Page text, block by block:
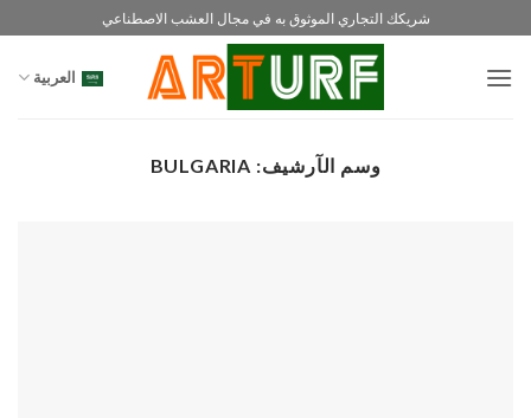
للمحتوى
شريكك التجاري الموثوق به في مجال العشب الاصطناعي
العربية
وسم الآرشيف: BULGARIA